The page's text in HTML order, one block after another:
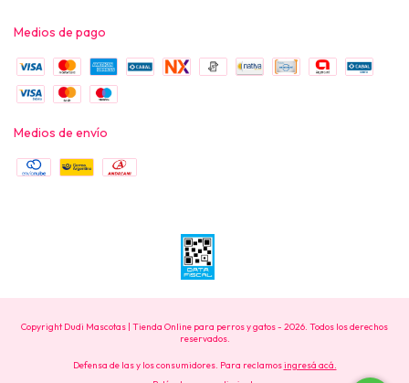
Medios de pago
Medios de envío
Copyright Dudi Mascotas | Tienda Online para perros y gatos - 2026. Todos los derechos
reservados.
Defensa de las y los consumidores. Para reclamosingresá acá.